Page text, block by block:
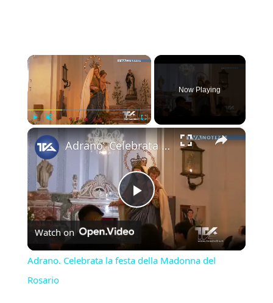
×
Fullscreen
Now Playing
×
Play
Video
Adrano. Celebrata la festa della Madonna del Rosario
Watch on
Adrano. Celebrata la festa della Madonna del
Rosario